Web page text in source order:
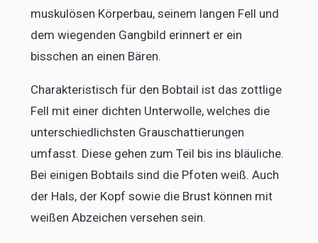
muskulösen Körperbau, seinem langen Fell und
dem wiegenden Gangbild erinnert er ein
bisschen an einen Bären.
Charakteristisch für den Bobtail ist das zottlige
Fell mit einer dichten Unterwolle, welches die
unterschiedlichsten Grauschattierungen
umfasst. Diese gehen zum Teil bis ins bläuliche.
Bei einigen Bobtails sind die Pfoten weiß. Auch
der Hals, der Kopf sowie die Brust können mit
weißen Abzeichen versehen sein.